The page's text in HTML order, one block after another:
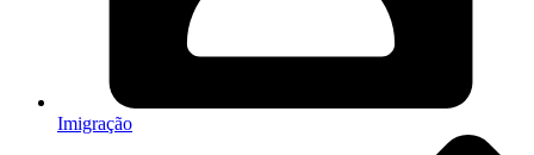
Imigração